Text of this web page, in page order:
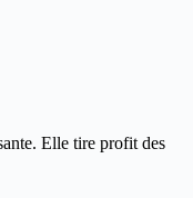
Elle tire profit des